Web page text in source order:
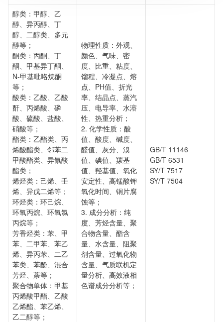
醇类：甲醇、乙
醇、异丙醇、丁
醇、二醇类、多元
醇等；
酮类：丙酮、丁
酮、甲基异丁酮、
N-甲基吡咯烷酮
等；
酸类：乙酸、乙酸
酐、丙烯酸、磷
酸、硫酸、盐酸、
硝酸等；
酯类：乙酯类、丙
烯酸酯类、邻苯二
甲酸酯类、异氰酸
酯类；
烯烃类：己烯、壬
烯、异戊二烯等；
环烃类：环己烷、
环氧丙烷、环氧氯
丙烷等；
芳香烃类：苯、甲
苯、二甲苯、苯乙
烯、异丙苯、二乙
苯类、苯酚、混合
芳烃、萘等；
聚合物单体：甲基
丙烯酸甲酯、乙酸
乙烯酯、苯乙烯、
乙二醇等；
物理性质：外观、
颜色、气味、密
度、比重、粘度、
馏程、冷凝点、熔
点、PH值、折光
率、结晶点、蒸汽
压、电导率、水溶
性、热重分析；
2. 化学性质：酸
值、酸度、碱度、
醛值、灰分、溴
值、碘值、羰基
值、羟基值、氧化
安定性、高锰酸钾
氧化时间、铜片腐
蚀等；
3. 成分分析：纯
度、芳烃含量、聚
合物含量、酯含
量、水含量、阻聚
剂含量、过氧化物
含量、气质联机定
量分析、高效液相
色谱成分分析等；
GB/T 11146
GB/T 6531
SY/T 7517
SY/T 7504